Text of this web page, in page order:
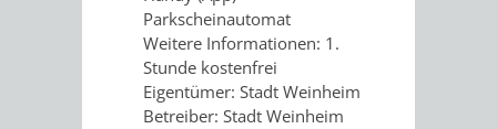
UND
BIERPROBEN
PARKMÖGLICHKEITEN
ANREISEVERKEHR
Parkscheinautomat
Weitere Informationen: 1.
Stunde kostenfrei
Eigentümer: Stadt Weinheim
Betreiber: Stadt Weinheim